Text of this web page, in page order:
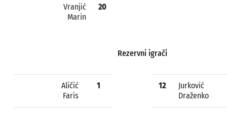
Vranjić
Marin
20
Rezervni igrači
Aličić
Faris
1 12
Jurković
Draženko